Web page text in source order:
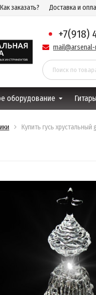
Как заказать? Доставка и
+7(918)
оборудование Гитары
Купить гусь